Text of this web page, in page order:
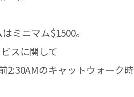
ミニマム$1500。
スに関して
2:30AMのキャットウォーク時